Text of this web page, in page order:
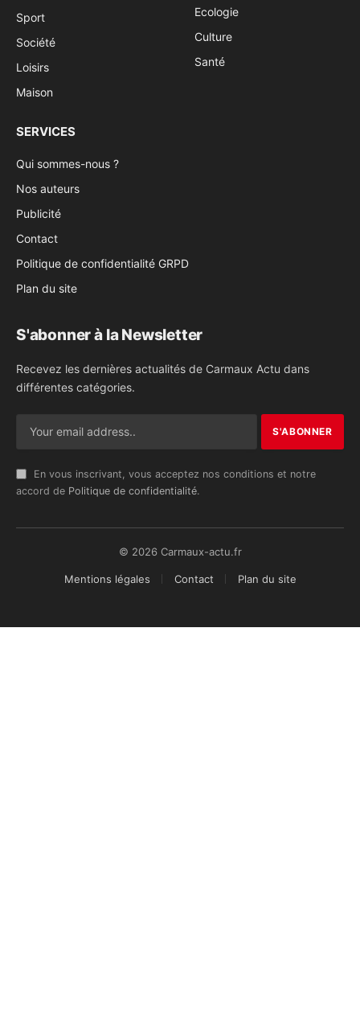
Sport
Société
Loisirs
Maison
Ecologie
Culture
Santé
SERVICES
Qui sommes-nous ?
Nos auteurs
Publicité
Contact
Politique de confidentialité GRPD
Plan du site
S'abonner à la Newsletter
Recevez les dernières actualités de Carmaux Actu dans
différentes catégories.
En vous inscrivant, vous acceptez nos conditions et notre
accord de Politique de confidentialité.
© 2026 Carmaux-actu.fr
Mentions légales Contact Plan du site